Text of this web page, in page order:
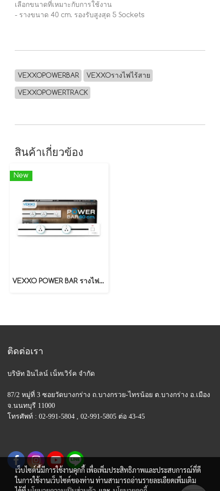
เลือกขนาดที่เหมาะกับการใช้งาน
- รางขนาด 40 cm. รองรับสูงสุด 5 Sockets
VEXXOPOWERBAR VEXXOรางไฟไร้สาย
VEXXOPOWERTRACK
สินค้าเกี่ยวข้อง
New
VEXXO POWER BAR รางไฟไร้สาย ขนาด 60 CM. สีขาว / สีเทา
ติดต่อเรา
บริษัท อินไลน์ เน็ทเวิร์ค จำกัด
87/2 หมู่ที่ 3 ซอยวัดบางกร่าง ถ.บางกรวย-ไทรน้อย ต.บางกร่าง อ.เมือง
จ.นนทบุรี 11000
โทรศัพท์ : 02-991-5804 , 02-991-5805 ต่อ 43-45
เว็บไซต์นี้มีการใช้งานคุกกี้ เพื่อเพิ่มประสิทธิภาพและประสบการณ์ที่ดี
ในการใช้งานเว็บไซต์ของท่าน ท่านสามารถอ่านรายละเอียดเพิ่มเติม